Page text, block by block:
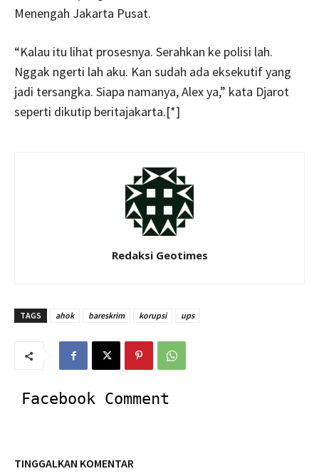
Menengah Jakarta Pusat.
“Kalau itu lihat prosesnya. Serahkan ke polisi lah.
Nggak ngerti lah aku. Kan sudah ada eksekutif yang
jadi tersangka. Siapa namanya, Alex ya,” kata Djarot
seperti dikutip beritajakarta.[*]
Redaksi Geotimes
TAGS ahok bareskrim korupsi ups
Facebook Comment
TINGGALKAN KOMENTAR